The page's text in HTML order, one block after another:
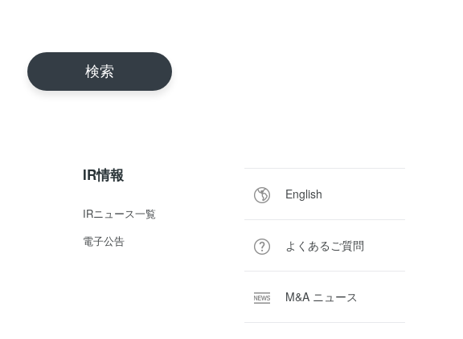
IR情報
IRニュース一覧
電子公告
English
よくあるご質問
M&A ニュース